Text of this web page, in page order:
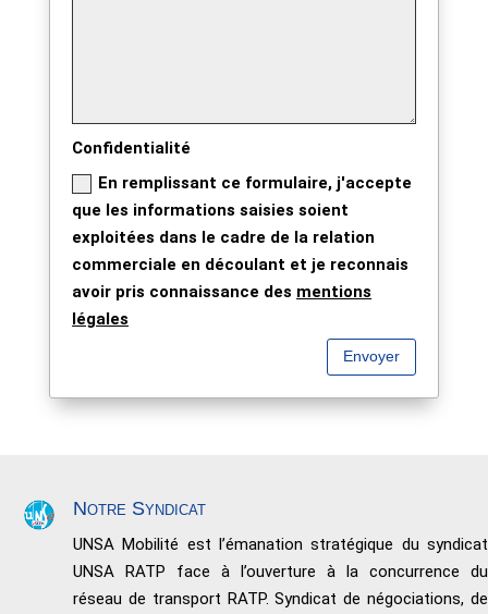
Confidentialité
En remplissant ce formulaire, j'accepte
que les informations saisies soient
exploitées dans le cadre de la relation
commerciale en découlant et je reconnais
avoir pris connaissance des mentions
légales
Envoyer
Notre Syndicat
UNSA Mobilité est l’émanation stratégique du syndicat
UNSA RATP face à l’ouverture à la concurrence du
réseau de transport RATP. Syndicat de négociations, de